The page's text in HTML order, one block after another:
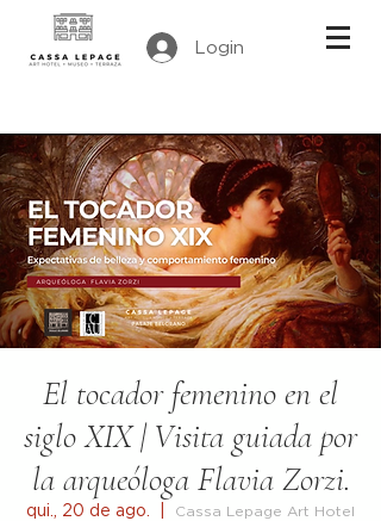
Login
El tocador femenino en el
siglo XIX | Visita guiada por
la arqueóloga Flavia Zorzi.
qui., 20 de ago.
Cassa Lepage Art Hotel